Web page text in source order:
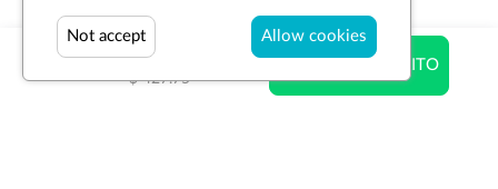
$ 427.75
$ 427.75
AÑADIR AL CARRITO
Allow cookies
Not accept